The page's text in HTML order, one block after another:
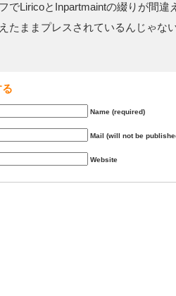
でLiricoとInpartmaintの綴りが間違
たままプレスされているんじゃな
Name (required)
Mail (will not be
Website